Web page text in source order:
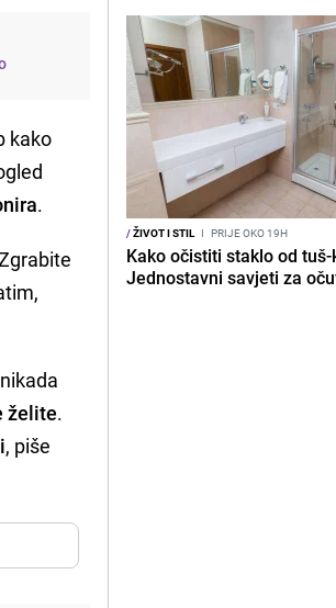
kako
.
želite.
, piše
/ŽIVOT I STIL I PRIJE OKO 19H
Kako očistiti staklo od
Jednostavni savjeti za